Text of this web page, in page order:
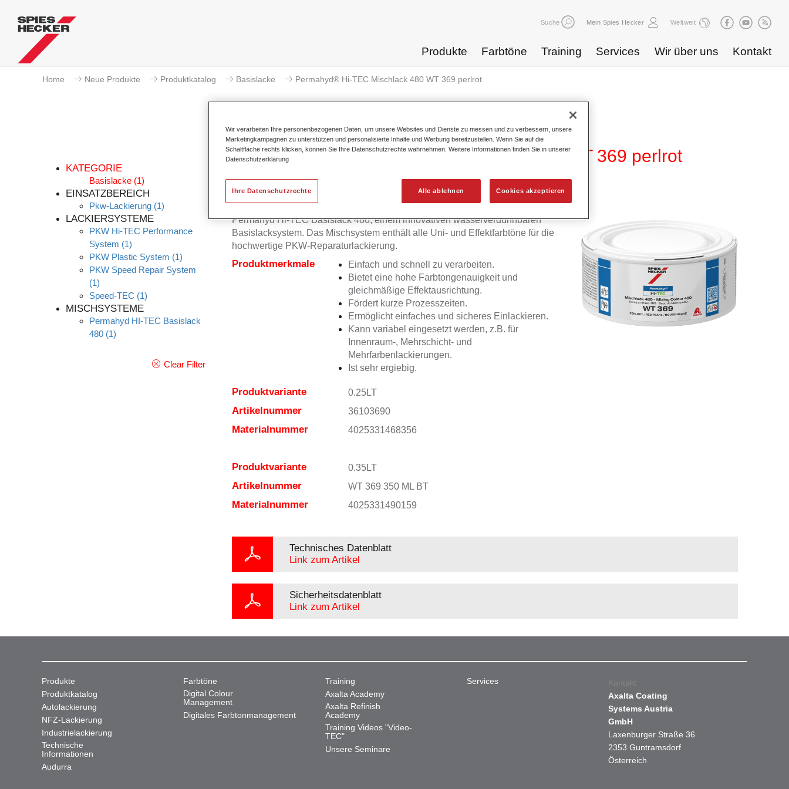
Suche Mein Spies Hecker Weltweit
Produkte Farbtöne Training Services Wir über uns Kontakt
Home Neue Produkte Produktkatalog Basislacke Permahyd® Hi-TEC Mischlack 480 WT 369 perlrot
KATEGORIE
Basislacke (1)
EINSATZBEREICH
Pkw-Lackierung (1)
LACKIERSYSTEME
PKW Hi-TEC Performance
System (1)
PKW Plastic System (1)
PKW Speed Repair System
(1)
Speed-TEC (1)
MISCHSYSTEME
Permahyd HI-TEC Basislack
480 (1)
Clear Filter
Permahyd® Hi-TEC Mischlack 480 WT 369 perlrot
Permahyd Hi-TEC Basislack 480, einem innovativen wasserverdünnbaren
Basislacksystem. Das Mischsystem enthält alle Uni- und Effektfarbtöne für die
hochwertige PKW-Reparaturlackierung.
Produktmerkmale
Einfach und schnell zu verarbeiten.
Bietet eine hohe Farbtongenauigkeit und
gleichmäßige Effektausrichtung.
Fördert kurze Prozesszeiten.
Ermöglicht einfaches und sicheres Einlackieren.
Kann variabel eingesetzt werden, z.B. für
Innenraum-, Mehrschicht- und
Mehrfarbenlackierungen.
Ist sehr ergiebig.
Produktvariante 0.25LT
Artikelnummer 36103690
Materialnummer 4025331468356
Produktvariante 0.35LT
Artikelnummer WT 369 350 ML BT
Materialnummer 4025331490159
Technisches Datenblatt
Link zum Artikel
Sicherheitsdatenblatt
Link zum Artikel
Produkte
Produktkatalog
Autolackierung
NFZ-Lackierung
Industrielackierung
Technische
Informationen
Audurra
Farbtöne
Digital Colour
Management
Digitales Farbtonmanagement
Training
Axalta Academy
Axalta Refinish
Academy
Training Videos "Video-
TEC"
Unsere Seminare
Services
Kontakt
Axalta Coating
Systems Austria
GmbH
Laxenburger Straße 36
2353 Guntramsdorf
Österreich
Wir verarbeiten Ihre personenbezogenen Daten, um unsere Websites und Dienste zu messen und zu verbessern, unsere
Marketingkampagnen zu unterstützen und personalisierte Inhalte und Werbung bereitzustellen. Wenn Sie auf die
Schaltfläche rechts klicken, können Sie Ihre Datenschutzrechte wahrnehmen. Weitere Informationen finden Sie in unserer
Datenschutzerklärung
Alle ablehnen Cookies akzeptieren
Ihre Datenschutzrechte